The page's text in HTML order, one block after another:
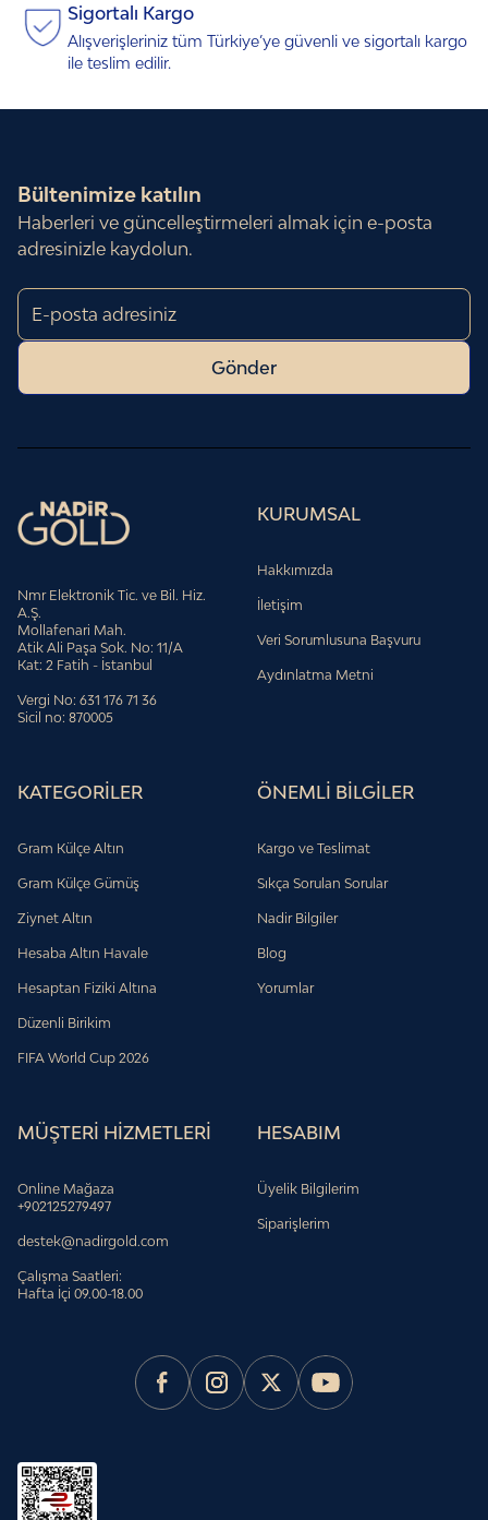
Sigortalı Kargo
Alışverişleriniz tüm Türkiye’ye güvenli ve sigortalı kargo
ile teslim edilir.
Bültenimize katılın
Haberleri ve güncelleştirmeleri almak için e-posta
adresinizle kaydolun.
Gönder
Nmr Elektronik Tic. ve Bil. Hiz.
A.Ş.
Mollafenari Mah.
Atik Ali Paşa Sok. No: 11/A
Kat: 2 Fatih - İstanbul
Vergi No: 631 176 71 36
Sicil no: 870005
KURUMSAL
Hakkımızda
İletişim
Veri Sorumlusuna Başvuru
Aydınlatma Metni
KATEGORİLER
Gram Külçe Altın
Gram Külçe Gümüş
Ziynet Altın
Hesaba Altın Havale
Hesaptan Fiziki Altına
Düzenli Birikim
FIFA World Cup 2026
ÖNEMLİ BİLGİLER
Kargo ve Teslimat
Sıkça Sorulan Sorular
Nadir Bilgiler
Blog
Yorumlar
MÜŞTERİ HİZMETLERİ
Online Mağaza
+902125279497
destek@nadirgold.com
Çalışma Saatleri:
Hafta İçi 09.00-18.00
HESABIM
Üyelik Bilgilerim
Siparişlerim